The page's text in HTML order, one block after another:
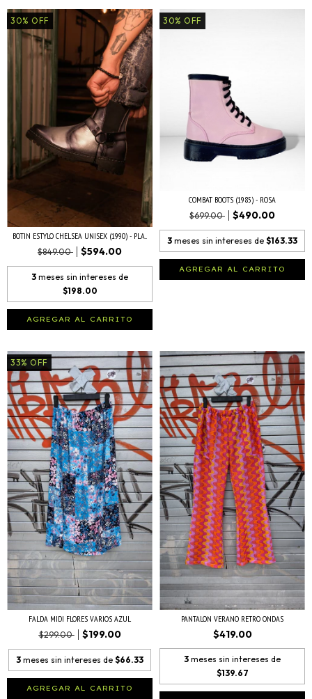
30% OFF
BOTIN ESTYLO CHELSEA UNISEX (1990) - PLA...
$849.00
$594.00
3 meses sin intereses de
$198.00
AGREGAR AL CARRITO
30% OFF
COMBAT BOOTS (1985) - ROSA
$699.00
$490.00
3 meses sin intereses de $163.33
AGREGAR AL CARRITO
33% OFF
FALDA MIDI FLORES VARIOS AZUL
$299.00
$199.00
3 meses sin intereses de $66.33
AGREGAR AL CARRITO
PANTALON VERANO RETRO ONDAS
$419.00
3 meses sin intereses de
$139.67